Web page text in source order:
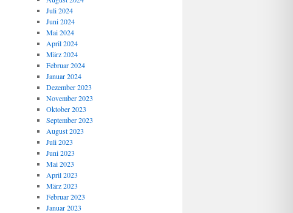
Juli 2024
Juni 2024
Mai 2024
April 2024
März 2024
Februar 2024
Januar 2024
Dezember 2023
November 2023
Oktober 2023
September 2023
August 2023
Juli 2023
Juni 2023
Mai 2023
April 2023
März 2023
Februar 2023
Januar 2023